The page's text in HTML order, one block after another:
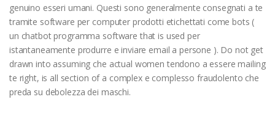
genuino esseri umani. Questi sono generalmente consegnati a te
tramite software per computer prodotti etichettati come bots (
un chatbot programma software that is used per
istantaneamente produrre e inviare email a persone ). Do not get
drawn into assuming che actual women tendono a essere mailing
te right, is all section of a complex e complesso fraudolento che
preda su debolezza dei maschi.